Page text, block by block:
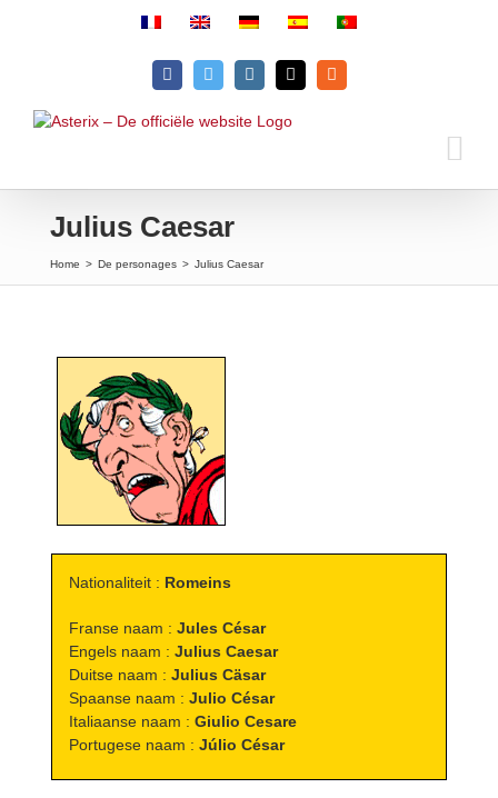
FacebookTwitterInstagramEmailRss
Julius Caesar
Home > De personages > Julius Caesar
Nationaliteit : Romeins
Franse naam : Jules César
Engels naam : Julius Caesar
Duitse naam : Julius Cäsar
Spaanse naam : Julio César
Italiaanse naam : Giulio Cesare
Portugese naam : Júlio César